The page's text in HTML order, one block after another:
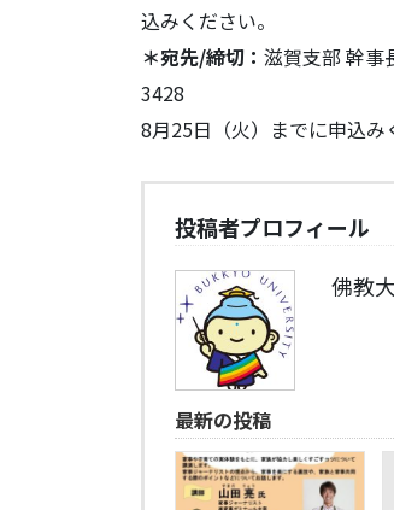
込みください。
＊宛先/締切： 滋賀支部 幹事
3428
8月25日（火）までに申込み
投稿者プロフィール
佛教
最新の投稿